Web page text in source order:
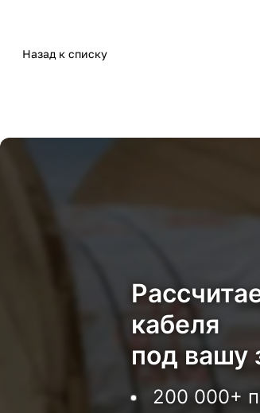
Назад к списку
кабеля
под вашу
200 000+